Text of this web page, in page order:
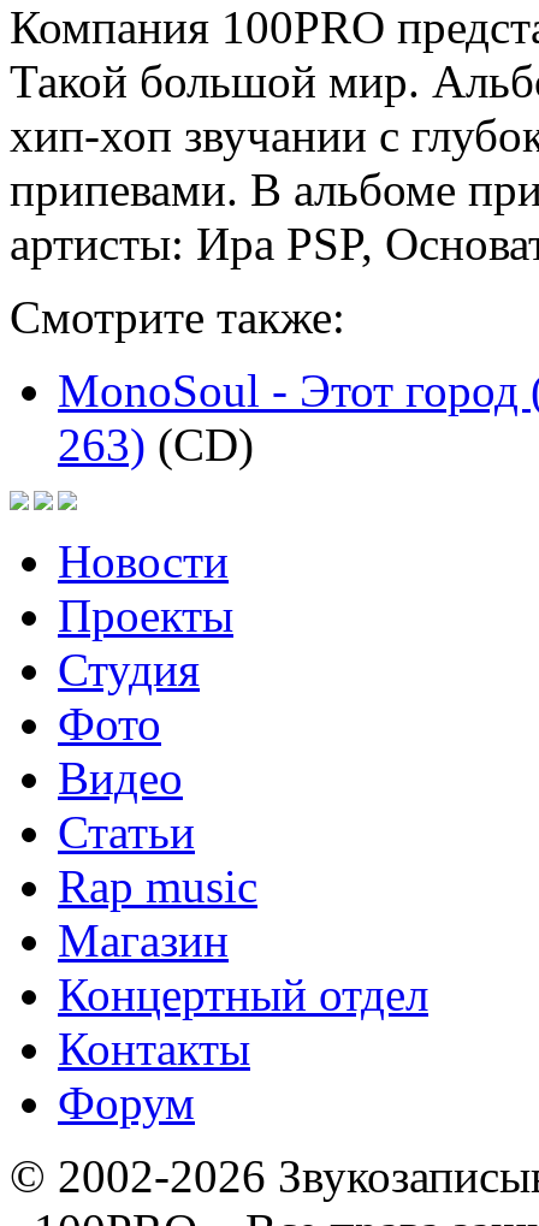
Компания 100PRO
Такой большой мир.
хип-хоп звучании с
припевами. В альбоме
артисты: Ира PSP,
Смотрите также:
MonoSoul - Этот
263) (CD)
Новости
Проекты
Студия
Фото
Видео
Статьи
Rap music
Магазин
Концертный отдел
Контакты
Форум
© 2002-2026